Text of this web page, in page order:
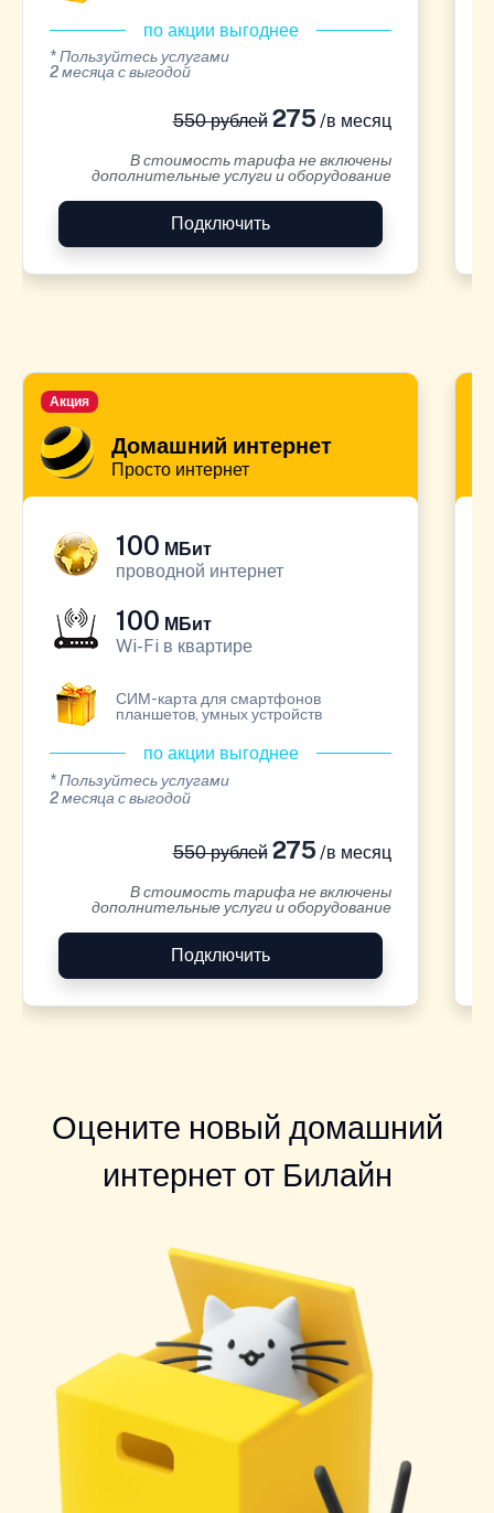
по акции выгоднее
* Пользуйтесь услугами
2 месяца с выгодой
550 рублей275 /в месяц
В стоимость тарифа не включены
дополнительные услуги и оборудование
Подключить
Домашний интернет
Просто интернет
Акция
100 МБит
проводной интернет
100 МБит
Wi-Fi в квартире
СИМ-карта для смартфонов
планшетов, умных устройств
по акции выгоднее
* Пользуйтесь услугами
2 месяца с выгодой
550 рублей275 /в месяц
В стоимость тарифа не включены
дополнительные услуги и оборудование
Подключить
Оцените новый домашний
интернет от Билайн